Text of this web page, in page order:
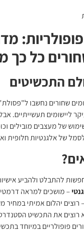
כל כך
התכשיטים
ה-90, יהלומים שחורים נחשבו
ליישומים תעשייתיים.
של מעצבים מובילים
של אלגנטיות חלופית
להתבלט ולהביע
– מושכים למראה דרמטי
– רוצים יהלום אמיתי במחיר
רוצים את התכשיט
פופולריים במיוחד